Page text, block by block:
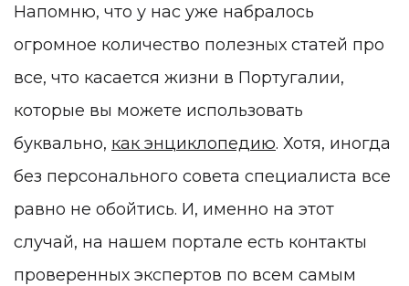
Напомню, что у нас уже набралось
огромное количество полезных статей про
все, что касается жизни в Португалии,
которые вы можете использовать
буквально, как энциклопедию. Хотя, иногда
без персонального совета специалиста все
равно не обойтись. И, именно на этот
случай, на нашем портале есть контакты
проверенных экспертов по всем самым